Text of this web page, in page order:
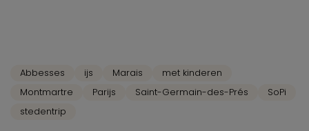
Abbesses ijs Marais
met kinderen
Montmartre
Parijs Saint-Germain-des-Prés
SoPi
stedentrip